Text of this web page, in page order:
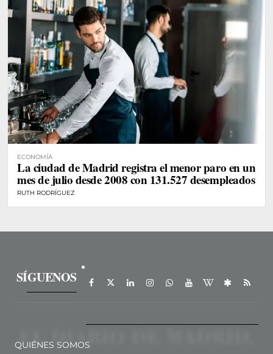
ECONOMÍA
La ciudad de Madrid registra el menor paro en un
mes de julio desde 2008 con 131.527 desempleados
RUTH RODRÍGUEZ
SÍGUENOS
QUIÉNES SOMOS